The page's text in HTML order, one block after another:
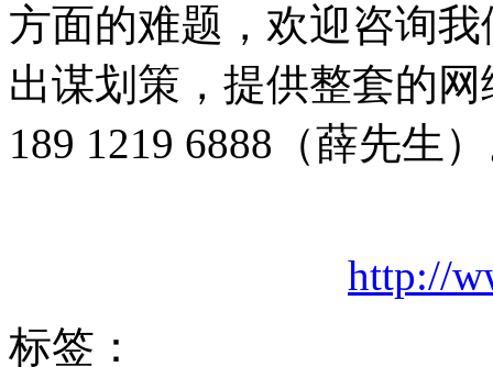
方面的难题，欢迎咨询
出谋划策，提供整套的
189 1219 6888（薛先生
http://
标签：